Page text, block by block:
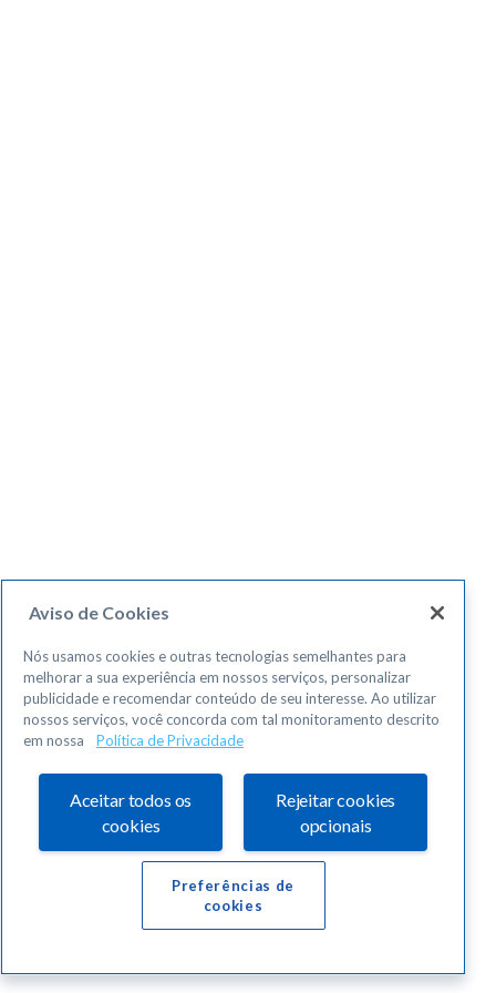
Aviso de Cookies
Nós usamos cookies e outras tecnologias semelhantes para
melhorar a sua experiência em nossos serviços, personalizar
publicidade e recomendar conteúdo de seu interesse. Ao utilizar
nossos serviços, você concorda com tal monitoramento descrito
em nossa
Política de Privacidade
Aceitar todos os
cookies
Rejeitar cookies
opcionais
Preferências de
cookies